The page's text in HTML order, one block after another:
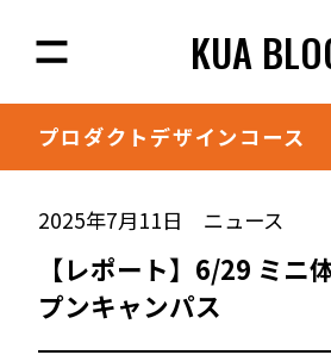
KUA
プロダクト デザインコース
2025年7月11日 ニュース
【レポート】6/29 ミニ
プンキャンパス